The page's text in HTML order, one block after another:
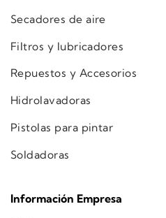
Secadores de aire
Filtros y lubricadores
Repuestos y Accesorios
Hidrolavadoras
Pistolas para pintar
Soldadoras
Información Empresa